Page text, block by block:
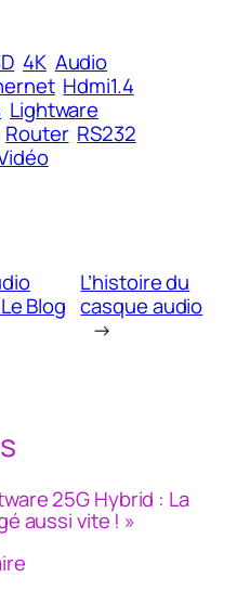
4K Audio
Hdmi1.4
Lightware
Router RS232
Blog
L’histoire du
casque audio
→
25G Hybrid : La
aussi vite ! »